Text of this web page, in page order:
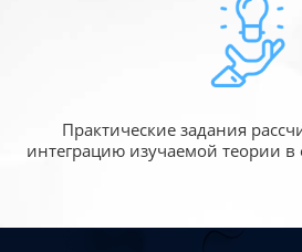
Практические задания
интеграцию изучаемой теории в